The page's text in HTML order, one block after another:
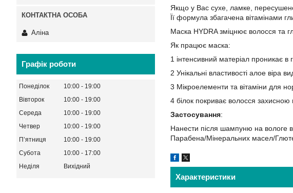
Якщо у Вас сухе, ламке,
Її формула збагачена вітамінами
Маска HYDRA зміцнює волосся та
Як працює маска:
1 інтенсивний матеріал проникає в
2 Унікальні властивості алое віра
3 Мікроелементи та вітаміни для
4 білок покриває волосся захисною
Застосування:
Нанести після шампуню на вологе
Парабена/Мінеральних масел/
Характеристики
Аліна
Графік роботи
Понеділок 10:00
19:00
Вівторок
10:00
19:00
Середа
10:00
19:00
Четвер
10:00
19:00
Пʼятниця
10:00
19:00
Субота
10:00
17:00
Неділя
Вихідний